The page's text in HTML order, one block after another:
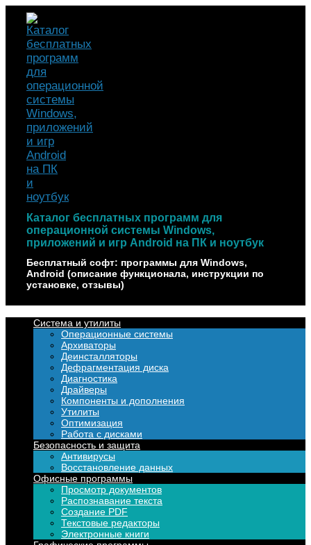
Наверх
Каталог бесплатных программ для
операционной системы Windows,
приложений и игр Android на ПК и ноутбук
Бесплатный софт: программы для Windows,
Android (описание функционала, инструкции по
установке, отзывы)
Система и утилиты
Операционные системы
Архиваторы
Деинсталляторы
Дефрагментация диска
Диагностика
Драйверы
Компоненты и дополнения
Утилиты
Оптимизация
Работа с дисками
Безопасность и защита
Антивирусы
Восстановление данных
Офисные программы
Просмотр документов
Распознавание текста
Создание PDF
Текстовые редакторы
Электронные книги